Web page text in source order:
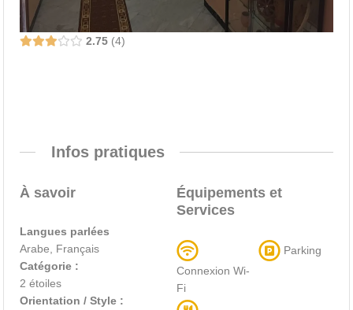
2.75 4
Infos pratiques
À savoir
Langues parlées
Arabe, Français
Catégorie :
2 étoiles
Orientation / Style :
Équipements et
Services
Connexion Wi-
Fi
Parking